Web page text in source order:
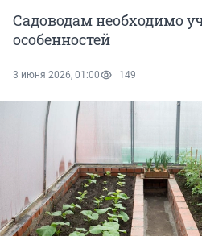
Садоводам необходимо
особенностей
3 июня 2026, 01:00 149